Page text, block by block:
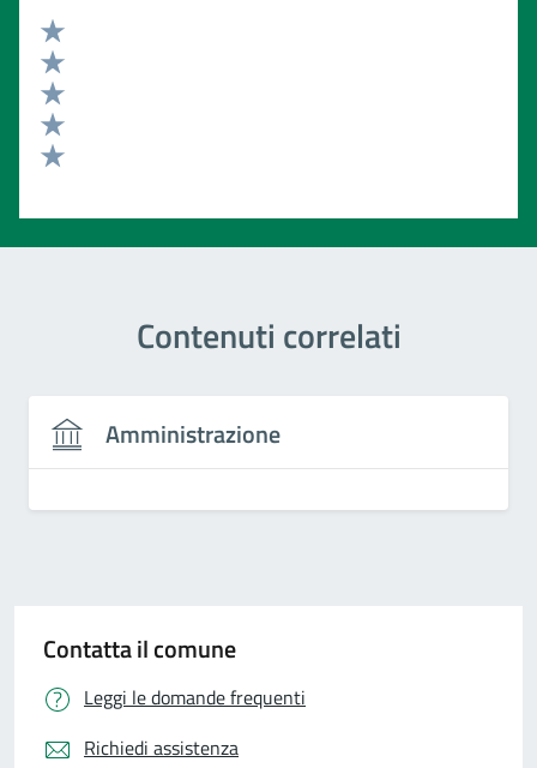
Valuta 5 stelle su 5
Valuta 4 stelle su 5
Valuta 3 stelle su 5
Valuta 2 stelle su 5
Contenuti correlati
Amministrazione
Contatta il comune
Leggi le domande frequenti
Richiedi assistenza